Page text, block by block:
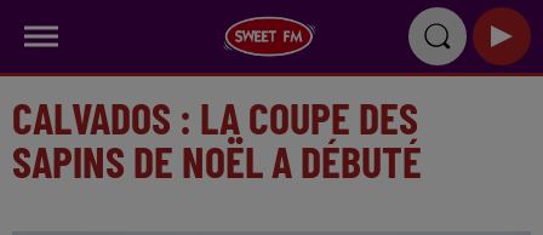
CALVADOS : LA COUPE DES
SAPINS DE NOËL A DÉBUTÉ